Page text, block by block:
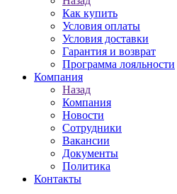
Как купить
Условия оплаты
Условия доставки
Гарантия и возврат
Программа лояльности
Компания
Назад
Компания
Новости
Сотрудники
Вакансии
Документы
Политика
Контакты